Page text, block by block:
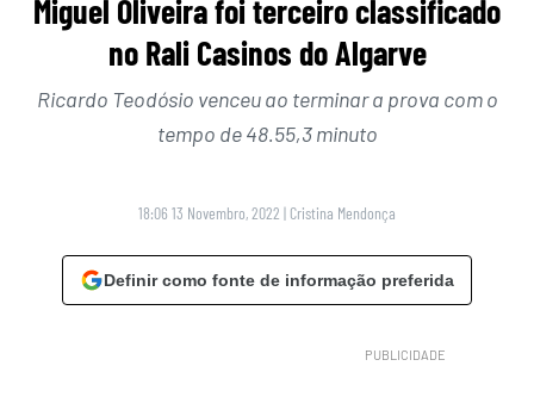
Miguel Oliveira foi terceiro classificado
no Rali Casinos do Algarve
Ricardo Teodósio venceu ao terminar a prova com o
tempo de 48.55,3 minuto
18:06 13 Novembro, 2022 | Cristina Mendonça
Definir como fonte de informação preferida